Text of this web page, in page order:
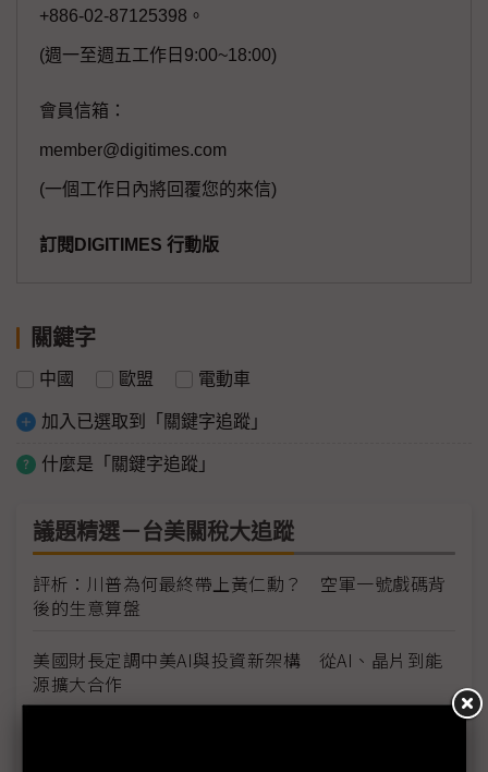
+886-02-87125398。
(週一至週五工作日9:00~18:00)
會員信箱：
member@digitimes.com
(一個工作日內將回覆您的來信)
訂閱DIGITIMES 行動版
關鍵字
中國 歐盟 電動車
加入已選取到「關鍵字追蹤」
什麼是「關鍵字追蹤」
議題精選－台美關稅大追蹤
評析：川普為何最終帶上黃仁勳？ 空軍一號戲碼背
後的生意算盤
美國財長定調中美AI與投資新架構 從AI、晶片到能
源擴大合作